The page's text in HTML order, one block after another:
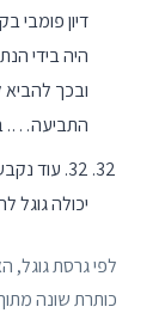
דיון פומבי
היה בידי
ובכך להביא
התביעה….
32. עוד
יכולה גוגל
לפי גרסת גוגל,
כותרת שונה